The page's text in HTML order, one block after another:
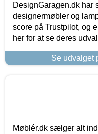
DesignGaragen.dk har
designermøbler og
score på Trustpilot, og
her for at se deres
Se udvalget
Møblér.dk sælger alt